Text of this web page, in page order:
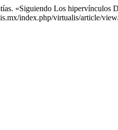
«Siguiendo Los hipervínculos
index.php/virtualis/article/